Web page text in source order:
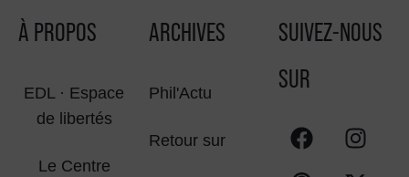
À PROPOS
EDL · Espace
de libertés
Le Centre
ARCHIVES
Phil'Actu
Retour sur
SUIVEZ-NOUS
SUR